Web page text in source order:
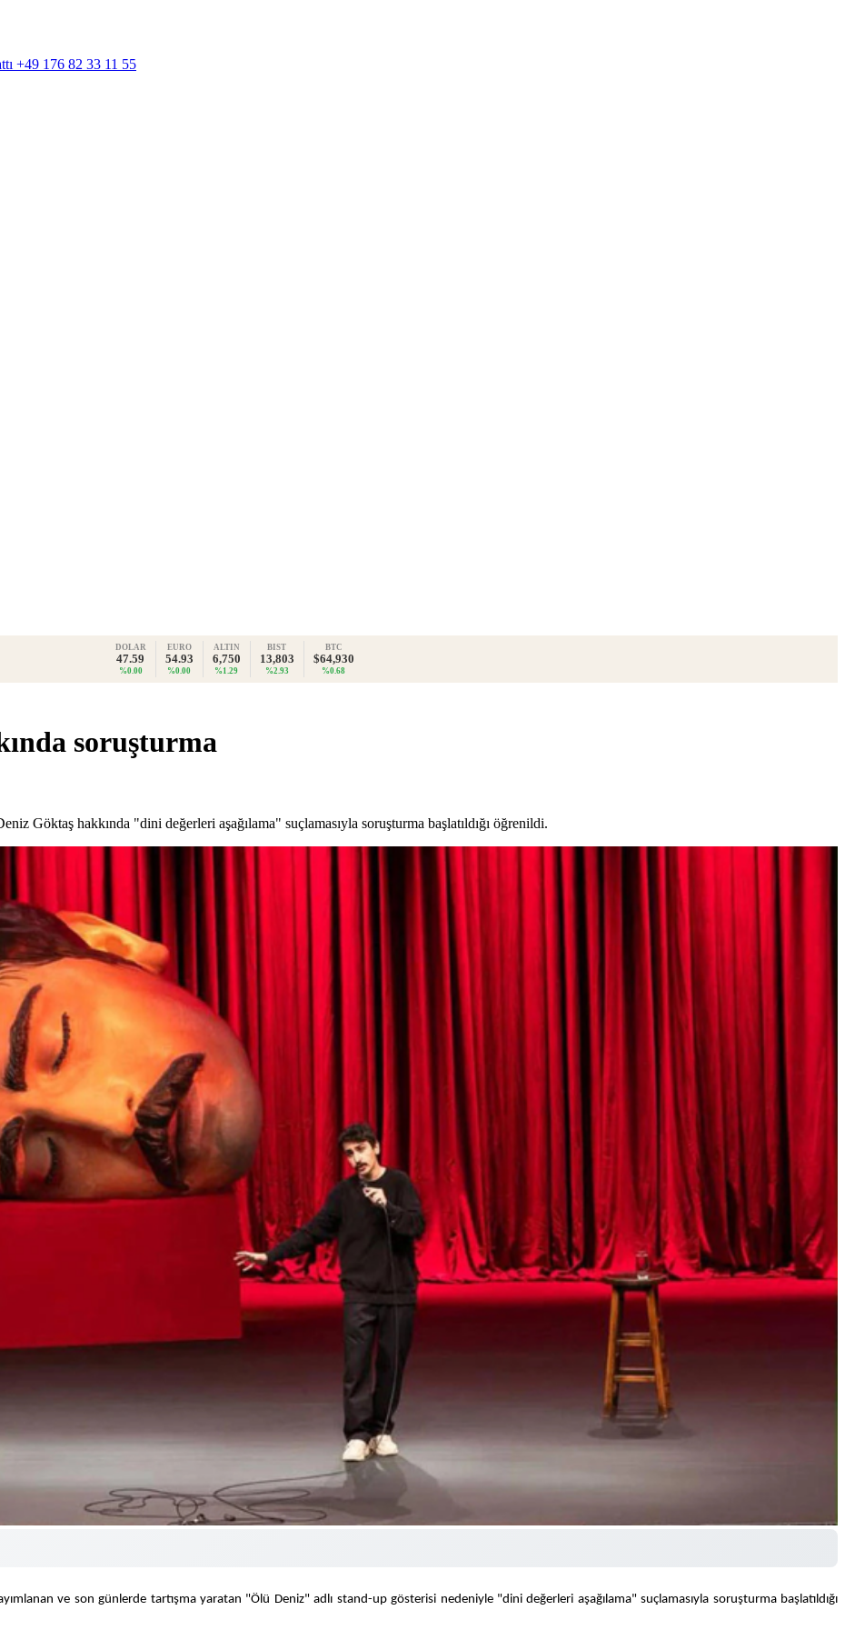
+49 176 82 33 11 55
DOLAR
47.59
%0.00
EURO
54.93
%0.00
ALTIN
6,750
%1.29
BIST
13,803
%2.93
BTC
$64,930
%0.68
soruşturma
Göktaş hakkında "dini değerleri aşağılama" suçlamasıyla soruşturma başlatıldığı öğrenildi.
ve son günlerde tartışma yaratan "Ölü Deniz" adlı stand-up gösterisi nedeniyle "dini değerleri aşağılama" suçlamasıyla soruşturma başlatıldığı